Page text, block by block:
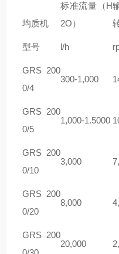
均质机
标准流量（H
2O）
型号 l/h
GRS 200
0/4
300-1,000
GRS 200
0/5
1,000-1.5000
GRS 200
0/10
3,000
GRS 200
0/20
8,000
GRS 200
20,000